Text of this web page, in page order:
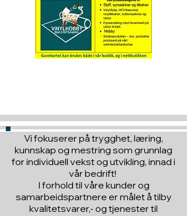
Vi fokuserer på trygghet, læring,
kunnskap og mestring som grunnlag
for individuell vekst og utvikling, innad i
vår bedrift!
I forhold til våre kunder og
samarbeidspartnere er målet å tilby
kvalitetsvarer,- og tjenester til